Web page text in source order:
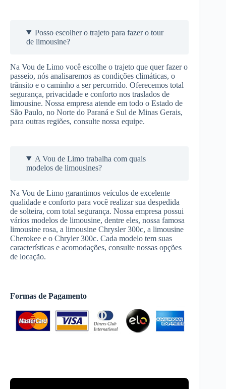
Posso escolher o trajeto para fazer o tour
de limousine?
Na Vou de Limo você escolhe o trajeto que quer fazer o
passeio, nós analisaremos as condições climáticas, o
trânsito e o caminho a ser percorrido. Oferecemos total
segurança, privacidade e conforto nos traslados de
limousine. Nossa empresa atende em todo o Estado de
São Paulo, no Norte do Paraná e Sul de Minas Gerais,
para outras regiões, consulte nossa equipe.
A Vou de Limo trabalha com quais
modelos de limousines?
Na Vou de Limo garantimos veículos de excelente
qualidade e conforto para você realizar sua despedida
de solteira, com total segurança. Nossa empresa possui
vários modelos de limousine, dentre eles, nossa famosa
limousine rosa, a limousine Chrysler 300c, a limousine
Cherokee e o Chryler 300c. Cada modelo tem suas
características e acomodações, consulte nossas opções
de locação.
Formas de Pagamento